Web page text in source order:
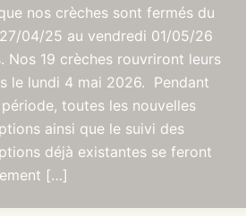
nos crèches sont fermés du
04/25 au vendredi 01/05/26
Nos 19 crèches rouvriront leurs
le lundi 4 mai 2026. Pendant
toutes les nouvelles
ainsi que le suivi des
déjà existantes se feront
[…]